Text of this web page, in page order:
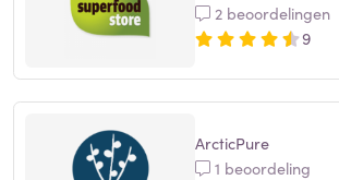
2 beoordelingen
9
ArcticPure
1 beoordeling